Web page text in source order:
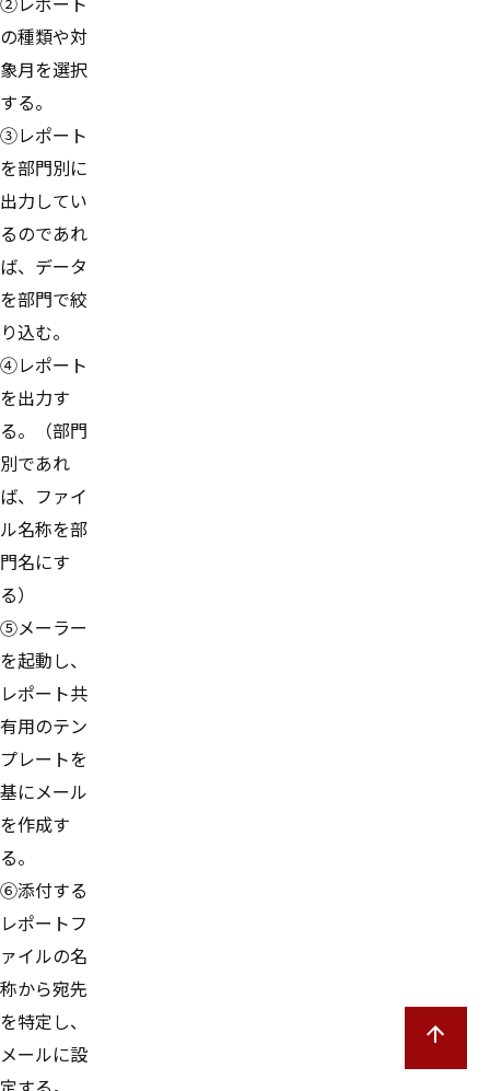
の種類や対
象月を選択
する。
③レポート
を部門別に
出力してい
るのであれ
ば、データ
を部門で絞
り込む。
④レポート
を出力す
る。（部門
別であれ
ば、ファイ
ル名称を部
門名にす
る）
⑤メーラー
を起動し、
レポート共
有用のテン
プレートを
基にメール
を作成す
る。
⑥添付する
レポートフ
ァイルの名
称から宛先
を特定し、
メールに設